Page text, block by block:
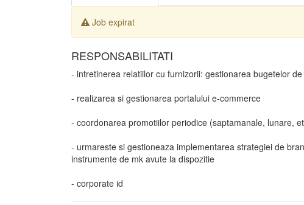
Job expirat
RESPONSABILITATI
- intretinerea relatiilor cu furnizorii: gestionarea bugetelor
- realizarea si gestionarea portalului e-commerce
- coordonarea promotiilor periodice (saptamanale, lunare,
- urmareste si gestioneaza implementarea strategiei de
instrumente de mk avute la dispozitie
- corporate id